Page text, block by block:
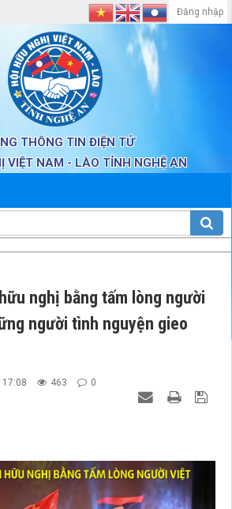
THÔNG TIN ĐIỆN TỬ
VIỆT NAM - LÀO TỈNH NGHỆ AN
Đăng nhập
nghị bằng tấm lòng người
người tình nguyện gieo
463 0